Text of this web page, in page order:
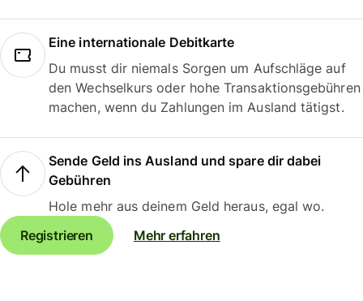
Eine internationale Debitkarte
Du musst dir niemals Sorgen um Aufschläge auf
den Wechselkurs oder hohe Transaktionsgebühren
machen, wenn du Zahlungen im Ausland tätigst.
Sende Geld ins Ausland und spare dir dabei
Gebühren
Hole mehr aus deinem Geld heraus, egal wo.
Registrieren
Mehr erfahren